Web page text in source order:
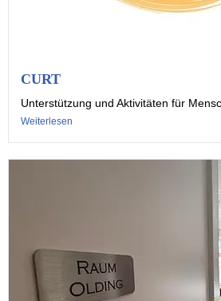
CURT
Unterstützung und Aktivitäten für
Weiterlesen